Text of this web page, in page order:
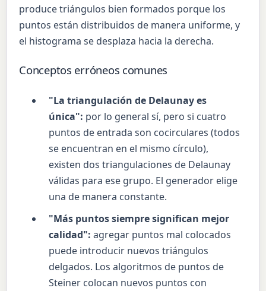
produce triángulos bien formados porque los
puntos están distribuidos de manera uniforme, y
el histograma se desplaza hacia la derecha.
Conceptos erróneos comunes
"La triangulación de Delaunay es
única": por lo general sí, pero si cuatro
puntos de entrada son cocirculares (todos
se encuentran en el mismo círculo),
existen dos triangulaciones de Delaunay
válidas para ese grupo. El generador elige
una de manera constante.
"Más puntos siempre significan mejor
calidad": agregar puntos mal colocados
puede introducir nuevos triángulos
delgados. Los algoritmos de puntos de
Steiner colocan nuevos puntos con